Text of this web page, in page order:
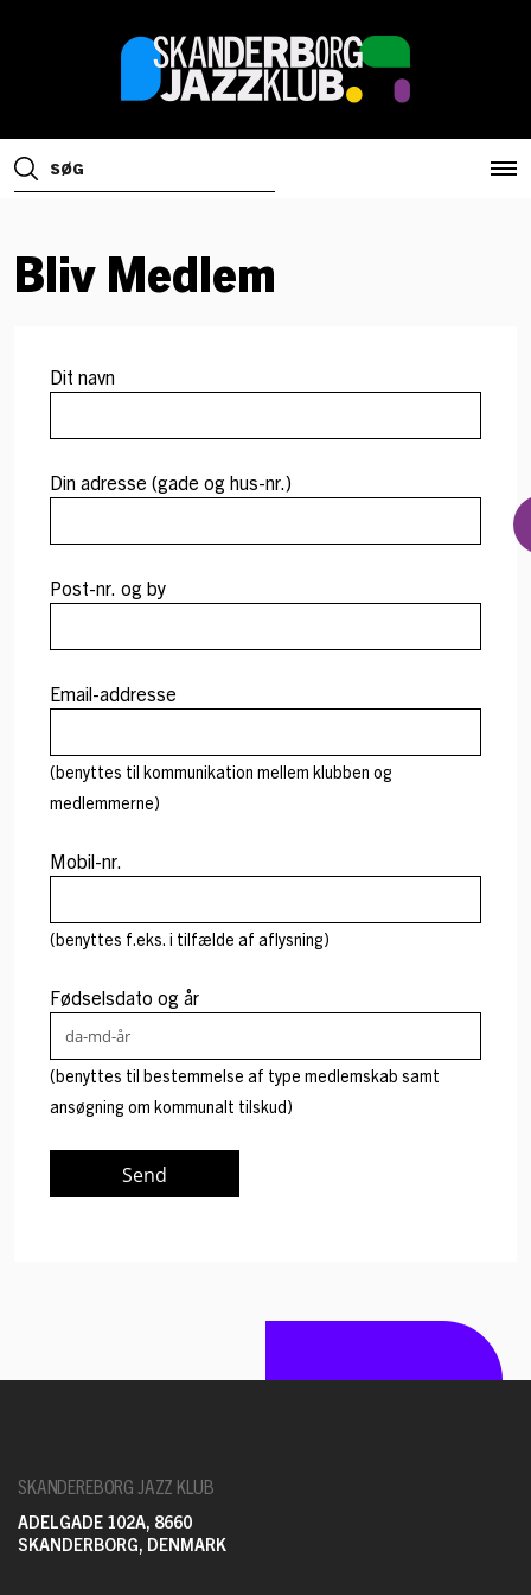
Bliv Medlem
Dit navn
Din adresse (gade og hus-nr.)
Post-nr. og by
Email-addresse
(benyttes til kommunikation mellem klubben og
medlemmerne)
Mobil-nr.
(benyttes f.eks. i tilfælde af aflysning)
Fødselsdato og år
(benyttes til bestemmelse af type medlemskab samt
ansøgning om kommunalt tilskud)
SKANDEREBORG JAZZ KLUB
ADELGADE 102A, 8660
SKANDERBORG, DENMARK